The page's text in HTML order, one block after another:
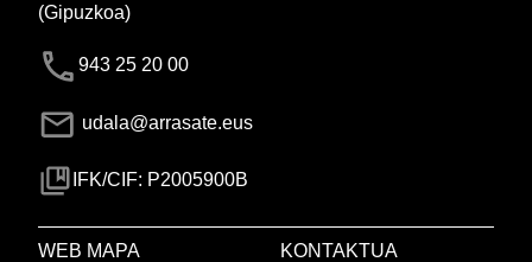
(Gipuzkoa)
943 25 20 00
udala@arrasate.eus
IFK/CIF: P2005900B
WEB MAPA KONTAKTUA